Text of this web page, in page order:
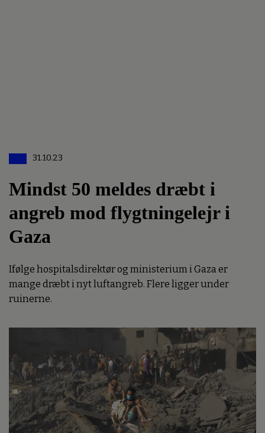
31.10.23
Mindst 50 meldes dræbt i
angreb mod flygtningelejr i
Gaza
Ifølge hospitalsdirektør og ministerium i Gaza er
mange dræbt i nyt luftangreb. Flere ligger under
ruinerne.